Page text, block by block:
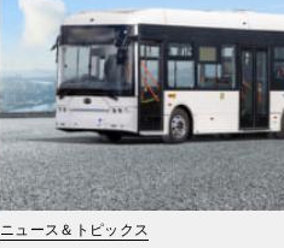
ニュース＆トピックス